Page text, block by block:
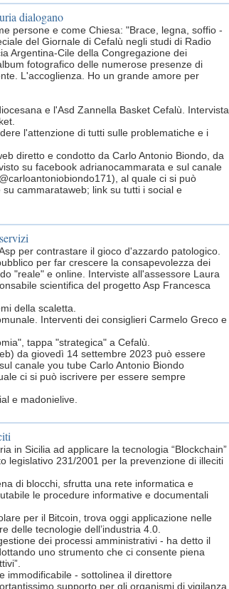
dialogano
persone e come Chiesa: "Brace, legna, soffio -
del Giornale di Cefalù negli studi di Radio
Argentina-Cile della Congregazione dei
fotografico delle numerose presenze di
L'accoglienza. Ho un grande amore per
e l'Asd Zannella Basket Cefalù. Intervista
l'attenzione di tutti sulle problematiche e i
diretto e condotto da Carlo Antonio Biondo, da
su facebook adrianocammarata e sul canale
al quale ci si può
cammarataweb; link su tutti i social e
per contrastare il gioco d'azzardo patologico.
per far crescere la consapevolezza dei
"reale" e online. Interviste all'assessore Laura
scientifica del progetto Asp Francesca
della scaletta.
Interventi dei consiglieri Carmelo Greco e
tappa "strategica" a Cefalù.
da giovedì 14 settembre 2023 può essere
canale you tube Carlo Antonio Biondo
ci si può iscrivere per essere sempre
e madonielive.
in Sicilia ad applicare la tecnologia “Blockchain”
legislativo 231/2001 per la prevenzione di illeciti
di blocchi, sfrutta una rete informatica e
le procedure informative e documentali
per il Bitcoin, trova oggi applicazione nelle
delle tecnologie dell’industria 4.0.
dei processi amministrativi - ha detto il
uno strumento che ci consente piena
immodificabile - sottolinea il direttore
supporto per gli organismi di vigilanza